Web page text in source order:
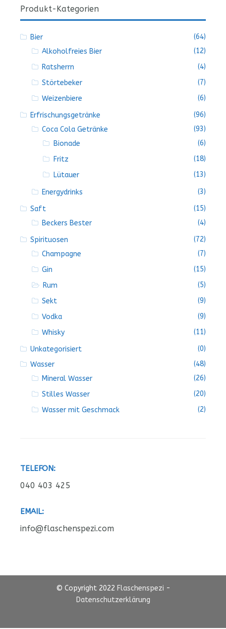
Produkt-Kategorien
Bier
(64)
Alkoholfreies Bier
(12)
Ratsherrn
(4)
Störtebeker
(7)
Weizenbiere
(6)
Erfrischungsgetränke
(96)
Coca Cola Getränke
(93)
Bionade
(6)
Fritz
(18)
Lütauer
(13)
Energydrinks
(3)
Saft
(15)
Beckers Bester
(4)
Spirituosen
(72)
Champagne
(7)
Gin
(15)
Rum
(5)
Sekt
(9)
Vodka
(9)
Whisky
(11)
Unkategorisiert
(0)
Wasser
(48)
Mineral Wasser
(26)
Stilles Wasser
(20)
Wasser mit Geschmack
(2)
TELEFON:
040 403 425
EMAIL:
info@flaschenspezi.com
© Copyright 2022 Flaschenspezi -
Datenschutzerklärung